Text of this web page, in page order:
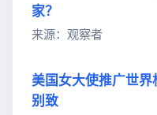
家？
来源：观察者
美国女大使推广世
别致